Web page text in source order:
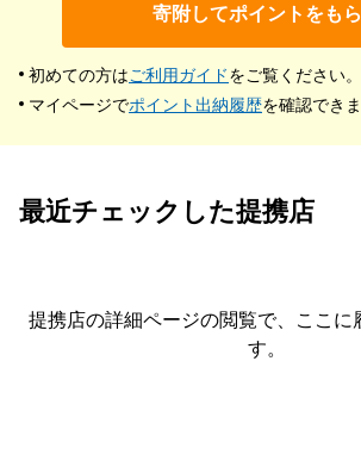
寄附してポイントをも
初めての方はご利用ガイドをご覧ください。
マイページでポイント出納履歴を確認できま
最近チェックした提携店
提携店の詳細ページの閲覧で、ここに
す。